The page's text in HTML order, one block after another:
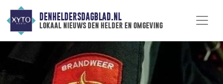
DENHELDERSDAGBLAD.NL
lokaal nieuws den helder en omgeving